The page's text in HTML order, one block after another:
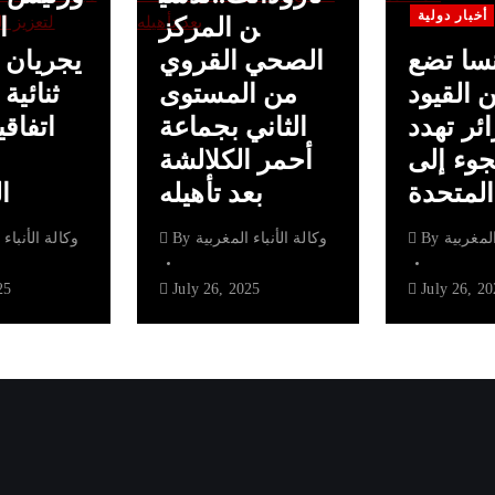
وكالة
ن المركز
الصحي القروي
من المستوى
الثاني بجماعة
أحمر الكلالشة
بعد تأهيله
By وكالة الأنباء المغربية
July 26, 2025
أخبار دولية
تضع
القيود
تهدد
إلى
المتحدة
By
July 26,